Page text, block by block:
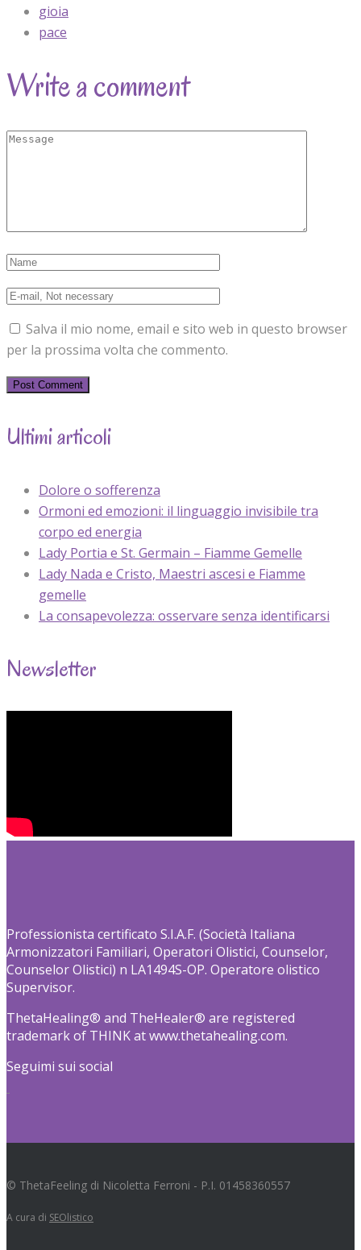
gioia
pace
Write a comment
Salva il mio nome, email e sito web in questo browser
per la prossima volta che commento.
Ultimi articoli
Dolore o sofferenza
Ormoni ed emozioni: il linguaggio invisibile tra
corpo ed energia
Lady Portia e St. Germain – Fiamme Gemelle
Lady Nada e Cristo, Maestri ascesi e Fiamme
gemelle
La consapevolezza: osservare senza identificarsi
Newsletter
Professionista certificato S.I.A.F. (Società Italiana
Armonizzatori Familiari, Operatori Olistici, Counselor,
Counselor Olistici) n LA1494S-OP. Operatore olistico
Supervisor.
ThetaHealing® and TheHealer® are registered
trademark of THINK at www.thetahealing.com.
Seguimi sui social
© ThetaFeeling di Nicoletta Ferroni - P.I. 01458360557
A cura di SEOlistico